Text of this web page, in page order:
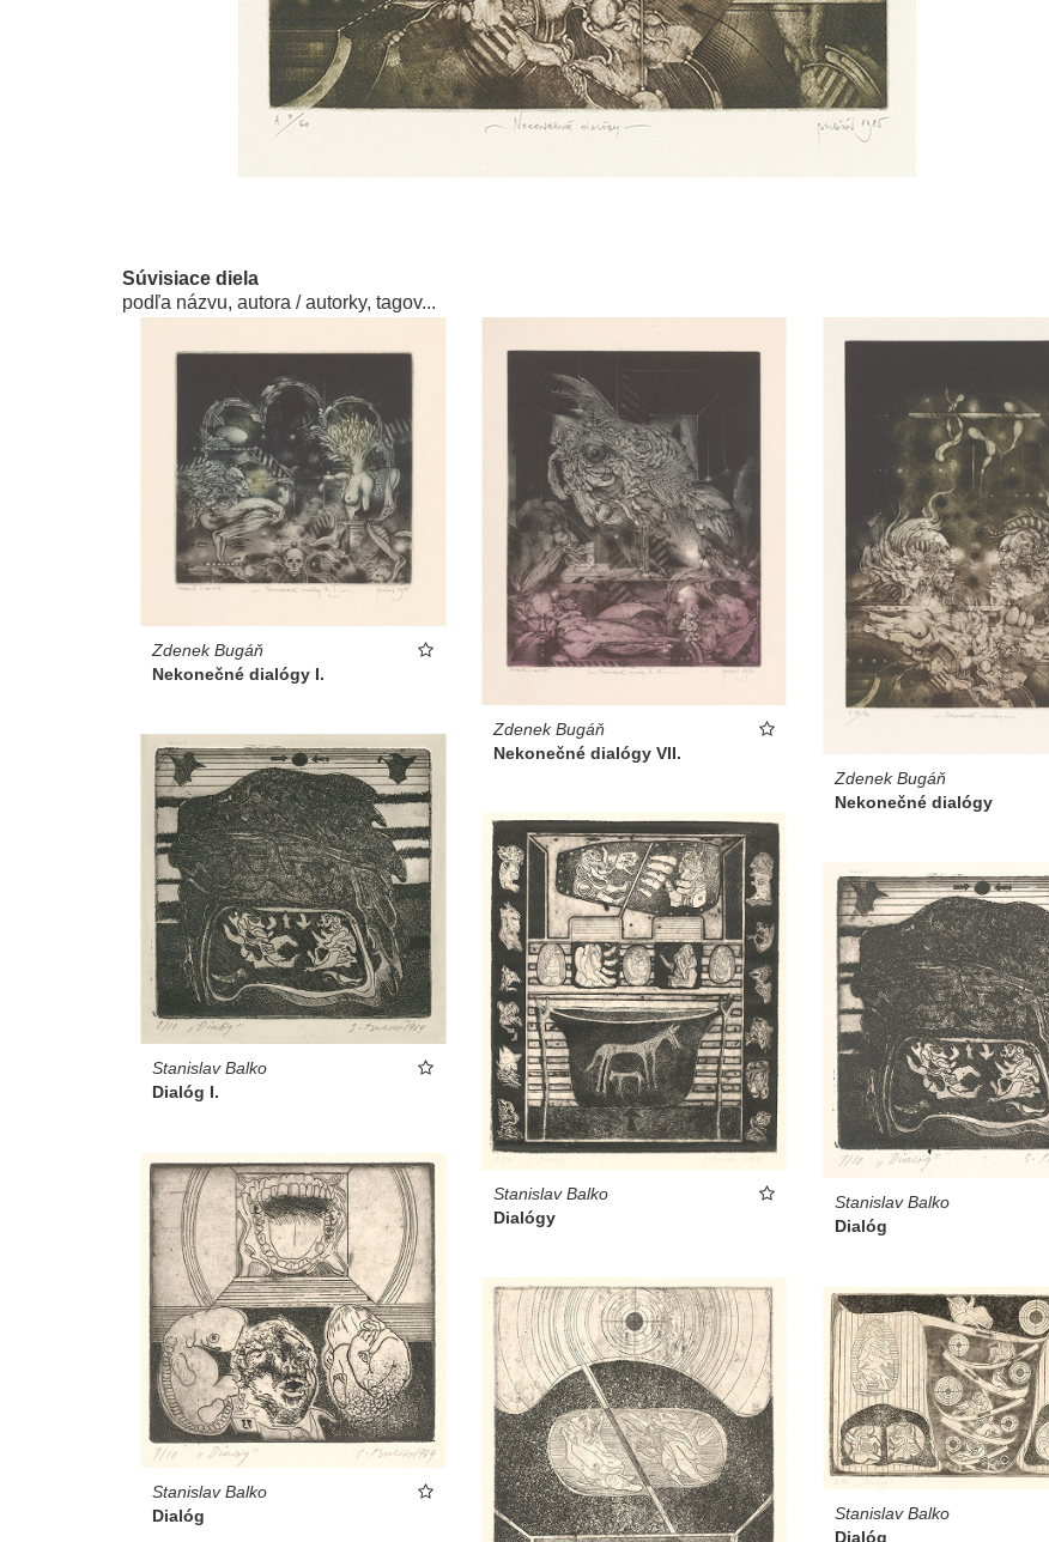
Súvisiace diela
podľa názvu, autora / autorky, tagov...
Zdenek Bugáň
Nekonečné dialógy I.
Zdenek Bugáň
Nekonečné dialógy VII.
Zdenek Bugáň
Nekonečné dialógy
Stanislav Balko
Dialóg I.
Stanislav Balko
Dialógy
Stanislav Balko
Dialóg
Stanislav Balko
Dialóg
Stanislav Balko
Dialóg